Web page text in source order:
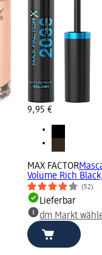
9,95 €
MAX FACTOR
Volume Rich
(52)
Lieferbar
dm Markt